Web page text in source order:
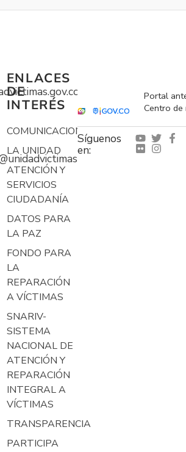
ENLACES
DE
INTERÉS
COMUNICACIONES
LA UNIDAD
ATENCIÓN Y
SERVICIOS
CIUDADANÍA
DATOS PARA
LA PAZ
FONDO PARA
LA
REPARACIÓN
A VÍCTIMAS
SNARIV-
SISTEMA
NACIONAL DE
ATENCIÓN Y
REPARACIÓN
INTEGRAL A
VÍCTIMAS
TRANSPARENCIA
PARTICIPA
Portal
Centro de
Síguenos
en: